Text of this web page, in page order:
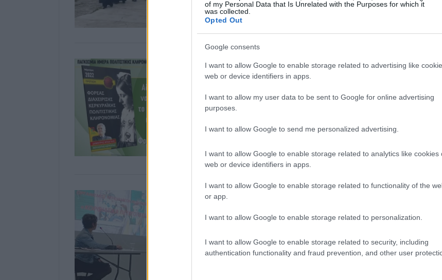
of my Personal Data that Is Unrelated with the Purposes for which it
was collected.
Opted Out
Google consents
I want to allow Google to enable storage related to advertising like
web or device identifiers in apps.
I want to allow my user data to be sent to Google for online advertising
purposes.
I want to allow Google to send me personalized advertising.
I want to allow Google to enable storage related to analytics like cookies
web or device identifiers in apps.
I want to allow Google to enable storage related to functionality of the
or app.
I want to allow Google to enable storage related to personalization.
I want to allow Google to enable storage related to security, including
authentication functionality and fraud prevention, and other user
18 ΑΠΡΙΛΊΟΥ 2024/10:08
Μήνυμα Μπιάγκη για την
Πολιτιστικής Κληρονομιάς
Η Πολιτιστική μας Κληρονομιά δεν είναι
αντικείμενα, ξεχασμένες παραδόσεις, που
Υποψήφια για το
Κληρονομιάς τα
Παρουσιάστηκαν από τον ΟΚΕ στη Συνάντηση